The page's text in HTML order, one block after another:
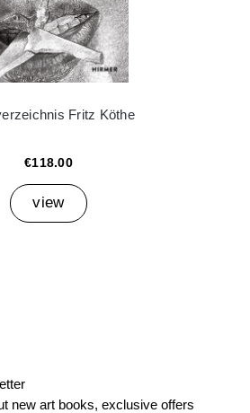
Fritz Köthe
€118.00
view
new art books, exclusive offers